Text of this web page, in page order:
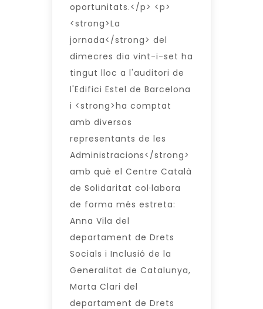
oportunitats.</p> <p>
<strong>La
jornada</strong> del
dimecres dia vint-i-set ha
tingut lloc a l'auditori de
l'Edifici Estel de Barcelona
i <strong>ha comptat
amb diversos
representants de les
Administracions</strong>
amb què el Centre Català
de Solidaritat col·labora
de forma més estreta:
Anna Vila del
departament de Drets
Socials i Inclusió de la
Generalitat de Catalunya,
Marta Clari del
departament de Drets